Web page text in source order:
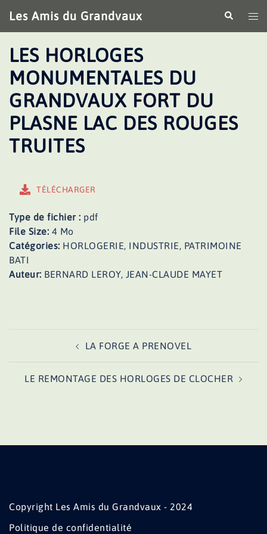
au
contenu
Les Amis du Grandvaux
le
LES HORLOGES
MONUMENTALES DU
GRANDVAUX FORT DU
PLASNE LAC DES ROUGES
TRUITES
TÉLÉCHARGER
Type de fichier : pdf
File Size: 4 Mo
Catégories: HORLOGERIE, INDUSTRIE, PATRIMOINE
BATI
Auteur: BERNARD LEROY, JEAN-CLAUDE MAYET
LA FORGE A PRENOVEL
LE REMONTAGE DES HORLOGES DE CLOCHER
Copyright Les Amis du Grandvaux - 2024
Politique de confidentialité